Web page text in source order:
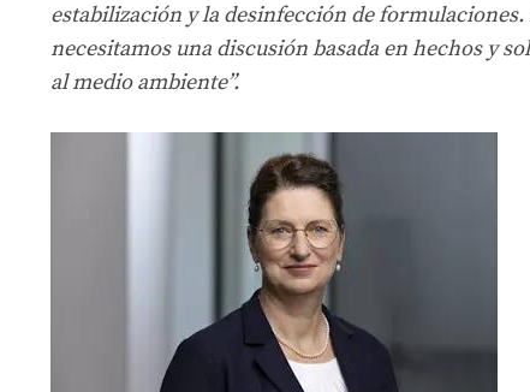
estabilización y la desinfección de
necesitamos una discusión basada en hechos y
al medio ambiente”.